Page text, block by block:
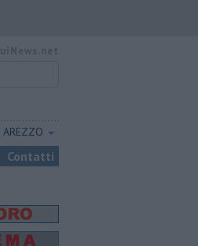
AREZZO
Contatti